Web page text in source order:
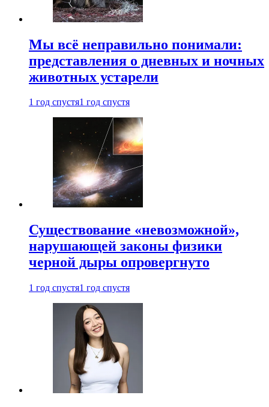
Мы всё неправильно понимали:
представления о дневных и ночных
животных устарели
1 год спустя1 год спустя
Существование «невозможной»,
нарушающей законы физики
черной дыры опровергнуто
1 год спустя1 год спустя